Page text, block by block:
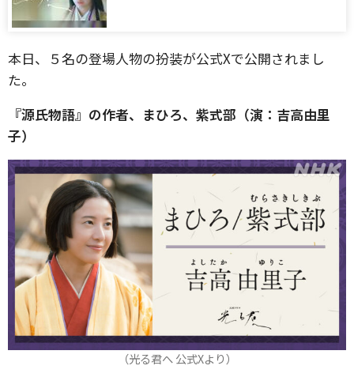
本日、５名の登場人物の扮装が公式Xで公開されまし
た。
『源氏物語』の作者、まひろ、紫式部（演：吉高由里
子）
（光る君へ 公式Xより）